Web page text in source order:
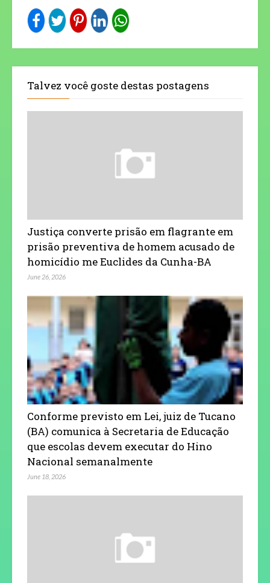
Talvez você goste destas postagens
Justiça converte prisão em flagrante em
prisão preventiva de homem acusado de
homicídio me Euclides da Cunha-BA
June 26, 2026
Conforme previsto em Lei, juiz de Tucano
(BA) comunica à Secretaria de Educação
que escolas devem executar do Hino
Nacional semanalmente
June 18, 2026